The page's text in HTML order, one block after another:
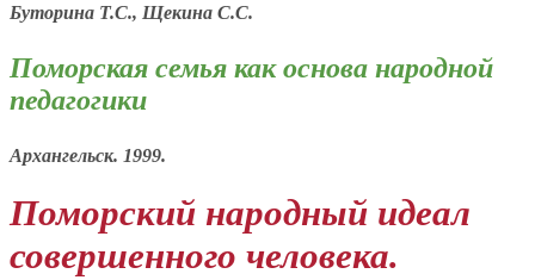
Буторина Т.С., Щекина С.С.
Поморская семья как основа народной
педагогики
Архангельск. 1999.
Поморский народный идеал
совершенного человека.